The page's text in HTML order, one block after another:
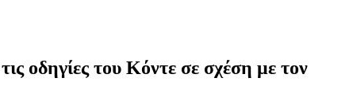
οδηγίες του Κόντε σε σχέση με τον